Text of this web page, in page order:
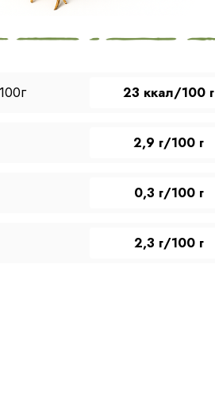
23 ккал/100 г
2,9 г/100 г
0,3 г/100 г
2,3 г/100 г